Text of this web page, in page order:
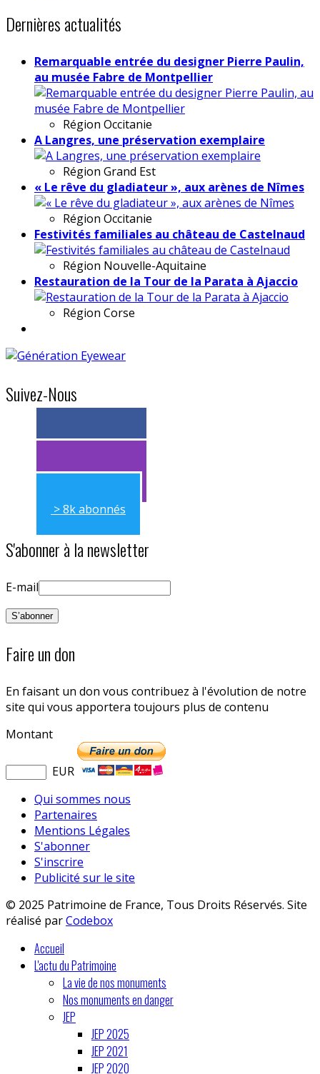
Dernières actualités
Remarquable entrée du designer Pierre Paulin,
au musée Fabre de Montpellier
Région Occitanie
A Langres, une préservation exemplaire
Région Grand Est
« Le rêve du gladiateur », aux arènes de Nîmes
Région Occitanie
Festivités familiales au château de Castelnaud
Région Nouvelle-Aquitaine
Restauration de la Tour de la Parata à Ajaccio
Région Corse
Suivez-Nous
> 11k abonnés
> 11k abonnés
> 8k abonnés
S'abonner à la newsletter
E-mail
Faire un don
En faisant un don vous contribuez à l'évolution de notre
site qui vous apportera toujours plus de contenu
Montant
EUR
Qui sommes nous
Partenaires
Mentions Légales
S'abonner
S'inscrire
Publicité sur le site
© 2025 Patrimoine de France, Tous Droits Réservés. Site
réalisé parCodebox
Accueil
L'actu du Patrimoine
La vie de nos monuments
Nos monuments en danger
JEP
JEP 2025
JEP 2021
JEP 2020